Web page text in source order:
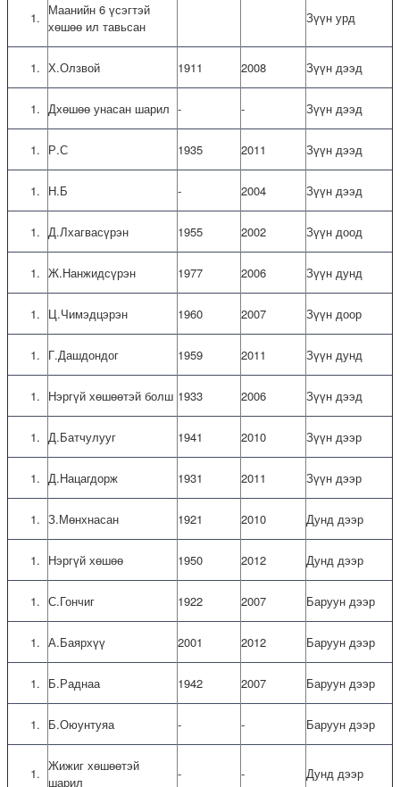
Маанийн 6 үсэгтэй
хөшөө ил тавьсан
Зүүн урд
Х.Олзвой 1911 2008 Зүүн дээд
Дхөшөө унасан шарил - - Зүүн дээд
Р.С 1935 2011 Зүүн дээд
Н.Б - 2004 Зүүн дээд
Д.Лхагвасүрэн 1955 2002 Зүүн доод
Ж.Нанжидсүрэн 1977 2006 Зүүн дунд
Ц.Чимэдцэрэн 1960 2007 Зүүн доор
Г.Дашдондог 1959 2011 Зүүн дунд
Нэргүй хөшөөтэй болш 1933 2006 Зүүн дээд
Д.Батчулууг 1941 2010 Зүүн дээр
Д.Нацагдорж 1931 2011 Зүүн дээр
З.Мөнхнасан 1921 2010 Дунд дээр
Нэргүй хөшөө 1950 2012 Дунд дээр
С.Гончиг 1922 2007 Баруун дээр
А.Баярхүү 2001 2012 Баруун дээр
Б.Раднаа 1942 2007 Баруун дээр
Б.Оюунтуяа - - Баруун дээр
Жижиг хөшөөтэй
шарил
- - Дунд дээр